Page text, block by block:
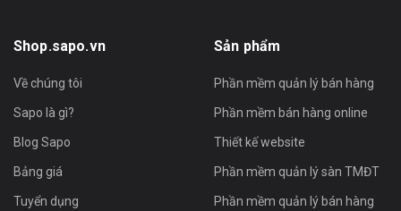
Shop.sapo.vn
Về chúng tôi
Sapo là gì?
Blog Sapo
Bảng giá
Tuyển dụng
Sản phẩm
Phần mềm quản lý bán hàng
Phần mềm bán hàng online
Thiết kế website
Phần mềm quản lý sàn TMĐT
Phần mềm quản lý bán hàng